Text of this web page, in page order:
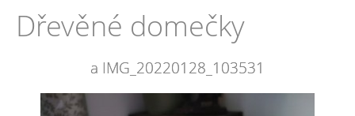
Dřevěné domečky
a IMG_20220128_103531